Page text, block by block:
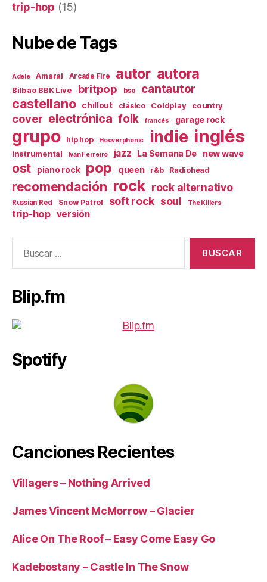
trip-hop (15)
Nube de Tags
Adele Amaral Arcade Fire autor autora
Bilbao BBK Live britpop bso cantautor
castellano chillout clásico Coldplay country
cover electrónica folk francés garage rock
grupo hip hop Hooverphonic indie inglés
instrumental Iván Ferreiro jazz La Semana De new wave
ost piano rock pop queen r&b Radiohead
recomendación rock rock alternativo
Russian Red Snow Patrol soft rock soul The Killers
trip-hop versión
Blip.fm
Spotify
Canciones Recientes
Villagers – Nothing Arrived
James Vincent McMorrow – Glacier
Alice On The Roof – Easy Come Easy Go
Kadebostany – Castle In The Snow